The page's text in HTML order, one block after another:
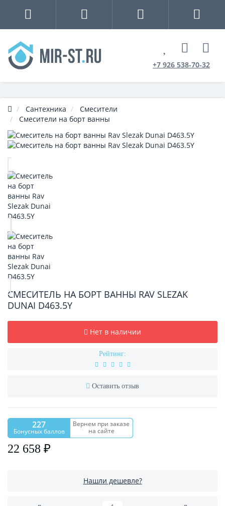
+7 926 538-70-32
Сантехника
Смесители
Смесители на борт ванны
СМЕСИТЕЛЬ НА БОРТ ВАННЫ RAV SLEZAK
DUNAI D463.5Y
Нет в наличии
Рейтинг:
Оставить отзыв
227
Бонусных баллов
Вернем при заказе
на сайте
22 658 ₽
Нашли дешевле?